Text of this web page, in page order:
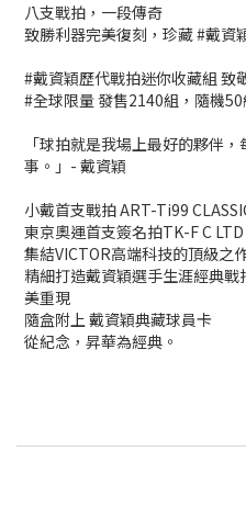
八支戰拍，一段傳奇
致勝利器完美復刻，珍藏 #戴資
#戴資穎歷代戰拍迷你收藏組 致
#全球限量 發售2140組，隨機
「球拍就是我場上最好的夥伴
事。」- 戴資穎
小戴首支戰拍 ART-Ti99
東京奧運首支簽名拍TK-F C LTD
集結VICTOR高端科技的頂級之
精細打造戴資穎選手生涯經典
美重現
隨盒附上 戴資穎典藏球員卡
從紀念，昇華為經典。